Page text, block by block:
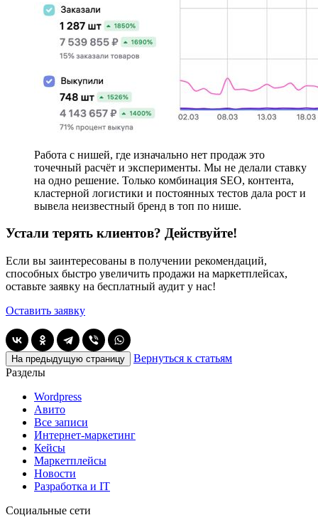
Работа с нишей, где изначально нет продаж это
точечный расчёт и эксперименты. Мы не делали ставку
на одно решение. Только комбинация SEO, контента,
кластерной логистики и постоянных тестов дала рост и
вывела неизвестный бренд в топ по нише.
Устали терять клиентов? Действуйте!
Если вы заинтересованы в получении рекомендаций,
способных быстро увеличить продажи на маркетплейсах,
оставьте заявку на бесплатный аудит у нас!
Оставить заявку
На предыдущую страницу
Вернуться к статьям
Разделы
Wordpress
Авито
Все записи
Интернет-маркетинг
Кейсы
Маркетплейсы
Новости
Разработка и IT
Социальные сети